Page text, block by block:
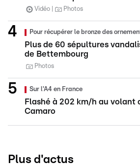
Vidéo Photos
Pour récupérer le bronze des
Plus de 60 sépultures
de Bettembourg
Photos
Sur l'A4 en France
Flashé à 202 km/h au volant
Camaro
Plus d'actus